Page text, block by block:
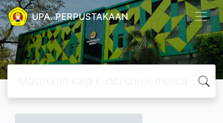
UPA. PERPUSTAKAAN